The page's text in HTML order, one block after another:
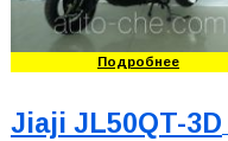
Подробнее
Jiaji JL50QT-3D